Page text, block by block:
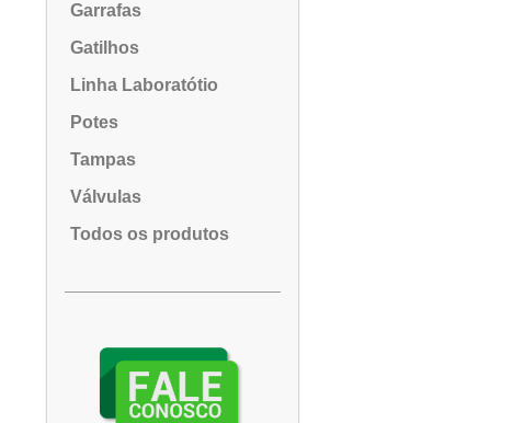
Garrafas
Gatilhos
Linha Laboratótio
Potes
Tampas
Válvulas
Todos os produtos